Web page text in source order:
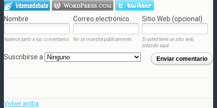
Nombre Correo electrónico Sitio Web (opcional)
Aparece junto a tus comentarios. No se muestra públicamente.
Si usted tiene un sitio web,
enlázalo aquí.
Enviar comentario
Suscribirse a
Volver arriba